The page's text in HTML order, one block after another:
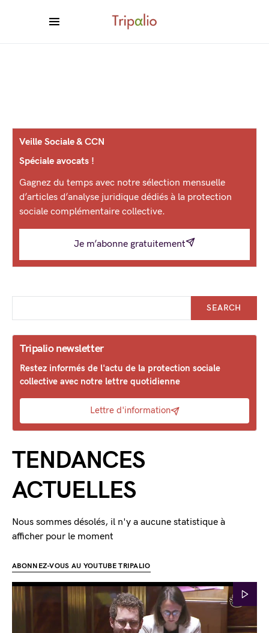
Veille Sociale & CCN
Spéciale avocats !
Gagnez du temps avec notre sélection mensuelle
d’articles d’analyse juridique dédiés à la protection
sociale complémentaire collective.
Je m’abonne gratuitement
SEARCH
Tripalio newsletter
Restez informés de l'actu de la protection sociale
collective avec notre lettre quotidienne
Lettre d'information
TENDANCES
ACTUELLES
Nous sommes désolés, il n'y a aucune statistique à
afficher pour le moment
ABONNEZ-VOUS AU YOUTUBE TRIPALIO